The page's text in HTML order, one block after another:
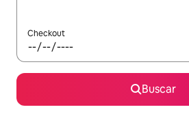
Checkout
Buscar